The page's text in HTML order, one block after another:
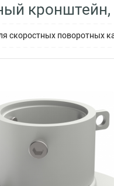
скоростных поворотных